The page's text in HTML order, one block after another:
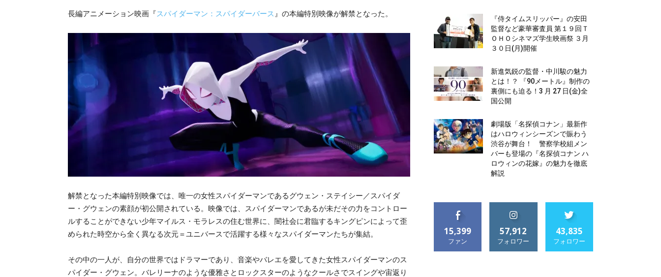
長編アニメーション映画『スパイダーマン：スパイダーバース 』の本編特別映像が解禁となった。
解禁となった本編特別映像では、唯一の女性スパイダーマンであるグウェン・ステイシー／スパイダ
ー・グウェンの素顔が初公開されている。映像では、スパイダーマンであるが未だその力をコントロー
ルすることができない少年マイルス・モラレスの住む世界に、闇社会に君臨するキングピンによって歪
められた時空から全く異なる次元＝ユニバースで活躍する様々なスパイダーマンたちが集結。
その中の一人が、自分の世界ではドラマーであり、音楽やバレエを愛してきた女性スパイダーマンのス
パイダー・グウェン。バレリーナのような優雅さとロックスターのようなクールさでスイングや宙返り
『侍タイムスリッパー』の安田
監督など豪華審査員 第１９回Ｔ
ＯＨＯシネマズ学生映画祭 ３月
３０日(月)開催
新進気鋭の監督・中川駿の魅力
とは！？ 『90メートル』制作の
裏側にも迫る！3 月 27 日(金)全
国公開
劇場版「名探偵コナン」最新作
はハロウィンシーズンで賑わう
渋谷が舞台！ 警察学校組メン
バーも登場の『名探偵コナン ハ
ロウィンの花嫁』の魅力を徹底
解説
15,399
ファン
57,912
フォロワー
43,835
フォロワー